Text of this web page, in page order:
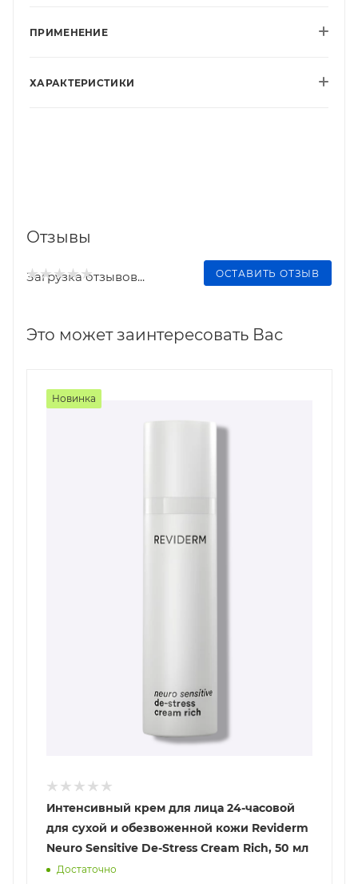
ПРИМЕНЕНИЕ
ХАРАКТЕРИСТИКИ
Отзывы
ОСТАВИТЬ ОТЗЫВ
Загрузка отзывов...
Это может заинтересовать Вас
Новинка
Интенсивный крем для лица 24-часовой
для сухой и обезвоженной кожи Reviderm
Neuro Sensitive De-Stress Cream Rich, 50 мл
Достаточно